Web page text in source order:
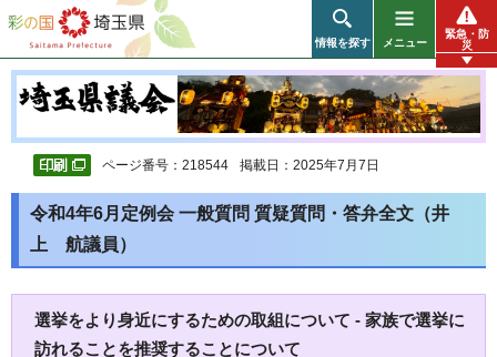
彩の国 埼玉県
情報を探す メニュー
緊急・防
災
ページ番号：218544 掲載日：2025年7月7日
令和4年6月定例会 一般質問 質疑質問・答弁全文（井
上 航議員）
選挙をより身近にするための取組について - 家族で選挙に
訪れることを推奨することについて